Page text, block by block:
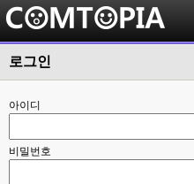
로그인
아이디
비밀번호